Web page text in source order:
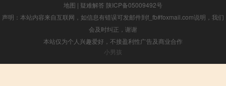
地图 | 疑难解答 陕ICP备05009492号
声明：本站内容来自互联网，如信息有错误可发邮件到f_fb#foxmail.com说明，我们
会及时纠正，谢谢
本站仅为个人兴趣爱好，不接盈利性广告及商业合作
小男孩